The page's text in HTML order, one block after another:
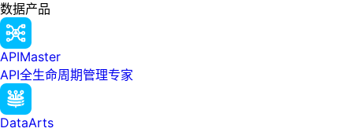
数据产品
APIMaster
API全生命周期管理专家
DataArts